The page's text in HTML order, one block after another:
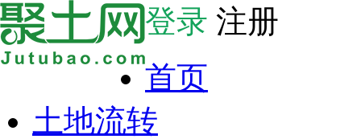
登录 注册
首页
土地流转